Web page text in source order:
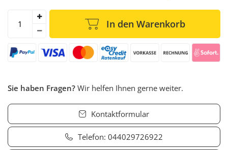
In den Warenkorb
Sie haben Fragen? Wir helfen Ihnen gerne weiter.
Kontaktformular
Telefon: 044029726922